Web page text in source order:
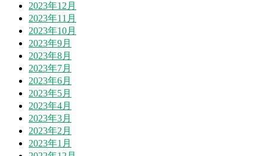
2023年12月
2023年11月
2023年10月
2023年9月
2023年8月
2023年7月
2023年6月
2023年5月
2023年4月
2023年3月
2023年2月
2023年1月